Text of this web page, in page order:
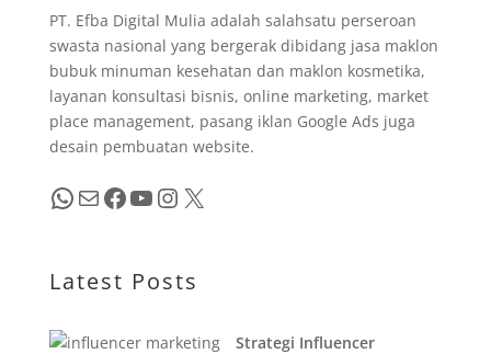
PT. Efba Digital Mulia adalah salahsatu perseroan
swasta nasional yang bergerak dibidang jasa maklon
bubuk minuman kesehatan dan maklon kosmetika,
layanan konsultasi bisnis, online marketing, market
place management, pasang iklan Google Ads juga
desain pembuatan website.
WhatsApp Mail Facebook YouTube InstagramX
Latest Posts
Strategi Influencer